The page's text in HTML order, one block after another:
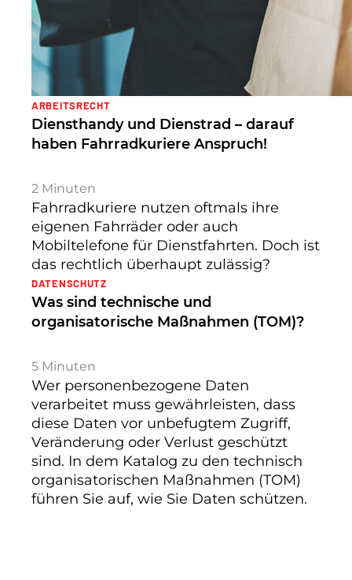
ARBEITSRECHT
Diensthandy und Dienstrad – darauf
haben Fahrradkuriere Anspruch!
2 Minuten
Fahrradkuriere nutzen oftmals ihre
eigenen Fahrräder oder auch
Mobiltelefone für Dienstfahrten. Doch ist
das rechtlich überhaupt zulässig?
DATENSCHUTZ
Was sind technische und
organisatorische Maßnahmen (TOM)?
5 Minuten
Wer personenbezogene Daten
verarbeitet muss gewährleisten, dass
diese Daten vor unbefugtem Zugriff,
Veränderung oder Verlust geschützt
sind. In dem Katalog zu den technisch
organisatorischen Maßnahmen (TOM)
führen Sie auf, wie Sie Daten schützen.